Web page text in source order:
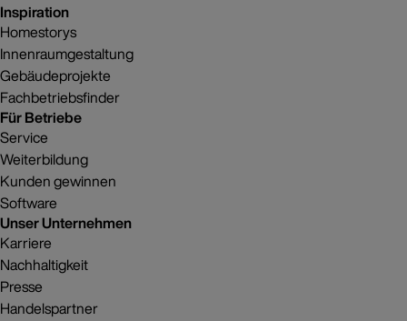
Inspiration
Homestorys
Innenraumgestaltung
Gebäudeprojekte
Fachbetriebsfinder
Für Betriebe
Service
Weiterbildung
Kunden gewinnen
Software
Unser Unternehmen
Karriere
Nachhaltigkeit
Presse
Handelspartner